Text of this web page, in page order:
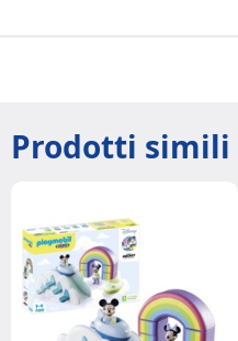
Prodotti simili